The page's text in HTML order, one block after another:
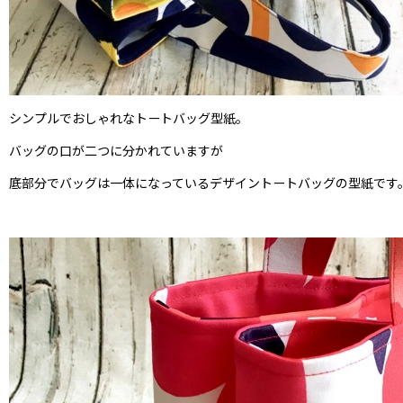
シンプルでおしゃれなトートバッグ型紙。
バッグの口が二つに分かれていますが
底部分でバッグは一体になっているデザイントートバッグの型紙です